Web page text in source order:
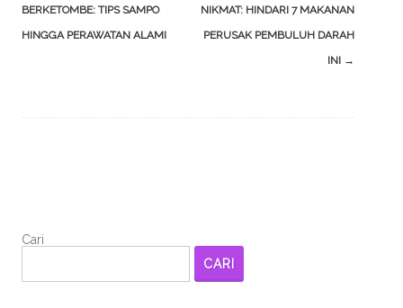
navigation
BERKETOMBE: TIPS SAMPO
HINGGA PERAWATAN ALAMI
NIKMAT: HINDARI 7 MAKANAN
PERUSAK PEMBULUH DARAH
INI →
Cari
CARI